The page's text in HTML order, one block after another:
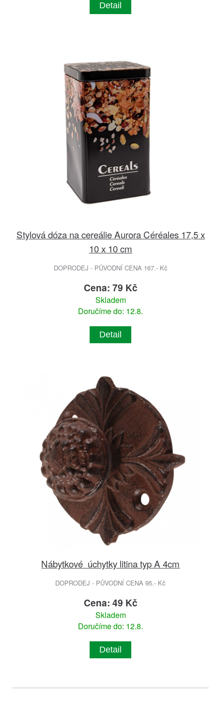
Detail
Stylová dóza na cereálie Aurora Céréales 17,5 x
10 x 10 cm
DOPRODEJ - PŮVODNÍ CENA 167.- Kč
Cena: 79 Kč
Skladem
Doručíme do: 12.8.
Detail
Nábytkové úchytky litina typ A 4cm
DOPRODEJ - PŮVODNÍ CENA 95.- Kč
Cena: 49 Kč
Skladem
Doručíme do: 12.8.
Detail